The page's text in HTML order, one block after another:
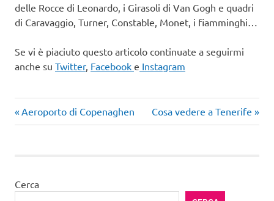
delle Rocce di Leonardo, i Girasoli di Van Gogh e quadri
di Caravaggio, Turner, Constable, Monet, i fiamminghi…
Se vi è piaciuto questo articolo continuate a seguirmi
anche su Twitter, Facebook e Instagram
Navigazione
Articolo
precedente:
Aeroporto di Copenaghen
Articolo
successivo:
Cosa vedere a Tenerife
Cerca